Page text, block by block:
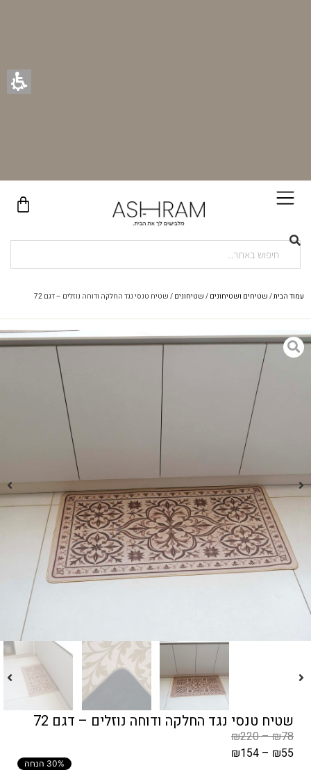
עמוד הבית/ שטיחים ושטיחונים / שטיחונים / שטיח טנסי נגד החלקה ודוחה נוזלים – דגם 72
שטיח טנסי נגד החלקה ודוחה נוזלים – דגם 72
₪78
–
₪220
₪55
–
₪154
30% הנחה